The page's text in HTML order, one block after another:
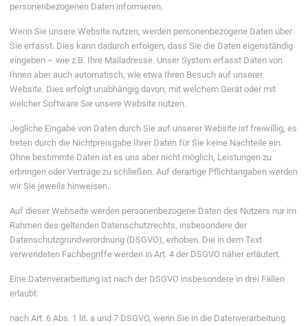
personenbezogenen Daten informieren.
Wenn Sie unsere Website nutzen, werden personenbezogene Daten über
Sie erfasst. Dies kann dadurch erfolgen, dass Sie die Daten eigenständig
eingeben – wie z.B. Ihre Mailadresse. Unser System erfasst Daten von
Ihnen aber auch automatisch, wie etwa Ihren Besuch auf unserer
Website. Dies erfolgt unabhängig davon, mit welchem Gerät oder mit
welcher Software Sie unsere Website nutzen.
Jegliche Eingabe von Daten durch Sie auf unserer Website ist freiwillig, es
treten durch die Nichtpreisgabe Ihrer Daten für Sie keine Nachteile ein.
Ohne bestimmte Daten ist es uns aber nicht möglich, Leistungen zu
erbringen oder Verträge zu schließen. Auf derartige Pflichtangaben werden
wir Sie jeweils hinweisen.
Auf dieser Webseite werden personenbezogene Daten des Nutzers nur im
Rahmen des geltenden Datenschutzrechts, insbesondere der
Datenschutzgrundverordnung (DSGVO), erhoben. Die in dem Text
verwendeten Fachbegriffe werden in Art. 4 der DSGVO näher erläutert.
Eine Datenverarbeitung ist nach der DSGVO insbesondere in drei Fällen
erlaubt:
nach Art. 6 Abs. 1 lit. a und 7 DSGVO, wenn Sie in die Datenverarbeitung